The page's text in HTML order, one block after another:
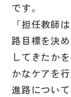
です。
「担任教師
路目標を決
してきたか
かなケアを
進路につい